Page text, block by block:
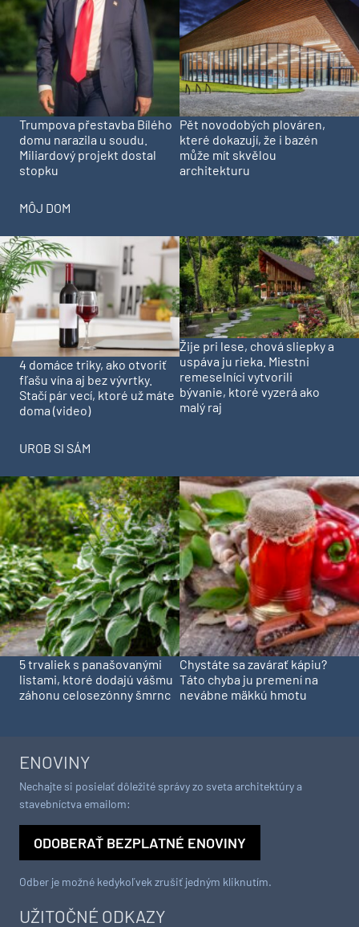
Trumpova přestavba Bílého
domu narazila u soudu.
Miliardový projekt dostal
stopku
Pět novodobých plováren,
které dokazují, že i bazén
může mít skvělou
architekturu
MÔJ DOM
4 domáce triky, ako otvoriť
fľašu vína aj bez vývrtky.
Stačí pár vecí, ktoré už máte
doma (video)
Žije pri lese, chová sliepky a
uspáva ju rieka. Miestni
remeselníci vytvorili
bývanie, ktoré vyzerá ako
malý raj
UROB SI SÁM
5 trvaliek s panašovanými
listami, ktoré dodajú vášmu
záhonu celosezónny šmrnc
Chystáte sa zavárať kápiu?
Táto chyba ju premení na
nevábne mäkkú hmotu
UŽITOČNÉ ODKAZY
ENOVINY
Nechajte si posielať dôležité správy zo sveta architektúry a
stavebníctva emailom:
ODOBERAŤ BEZPLATNÉ ENOVINY
Odber je možné kedykoľvek zrušiť jedným kliknutím.